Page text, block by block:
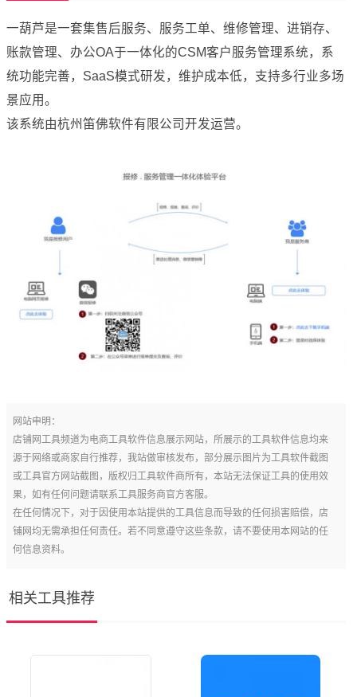
一葫芦是一套集售后服务、服务工单、维修管理、进销存、
账款管理、办公OA于一体化的CSM客户服务管理系统，系
统功能完善，SaaS模式研发，维护成本低，支持多行业多场
景应用。
该系统由杭州笛佛软件有限公司开发运营。
网站申明：
店铺网工具频道为电商工具软件信息展示网站，所展示的工具软件信息均来
源于网络或商家自行推荐，我站做审核发布，部分展示图片为工具软件截图
或工具官方网站截图，版权归工具软件商所有，本站无法保证工具的使用效
果，如有任何问题请联系工具服务商官方客服。
在任何情况下，对于因使用本站提供的工具信息而导致的任何损害赔偿，店
铺网均无需承担任何责任。若不同意遵守这些条款，请不要使用本网站的任
何信息资料。
相关工具推荐